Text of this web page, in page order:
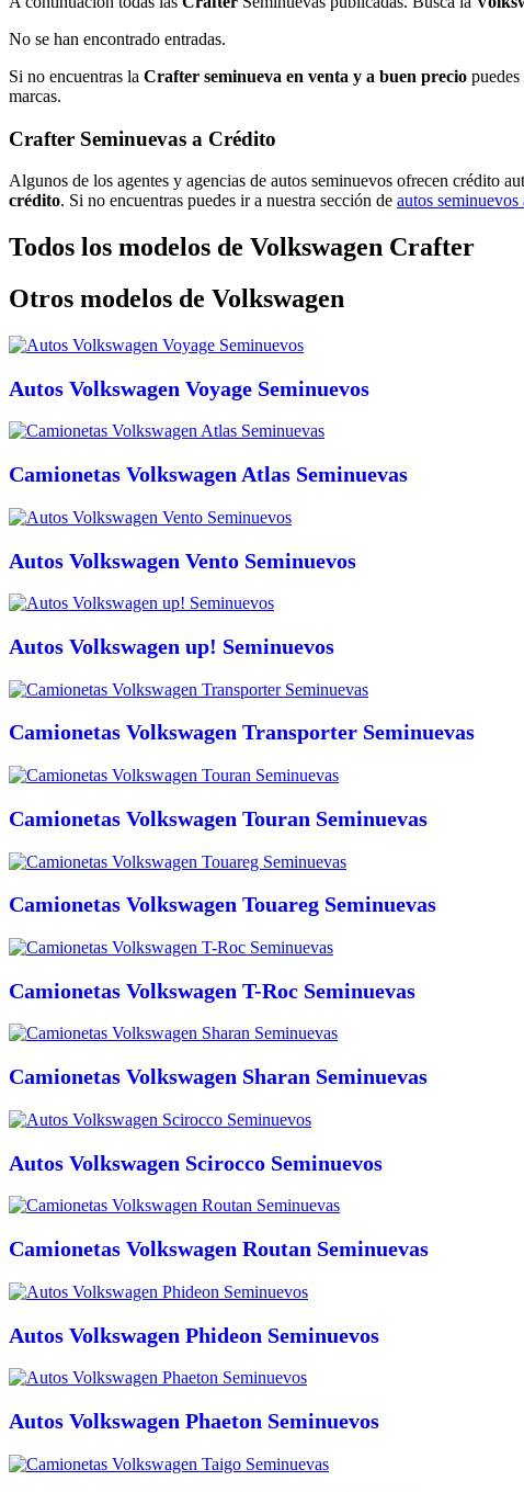
No se han encontrado entradas.
Si no encuentras la Crafter seminueva en venta y a buen precio
marcas.
Crafter Seminuevas a Crédito
Algunos de los agentes y agencias de autos seminuevos ofrecen crédito
crédito. Si no encuentras puedes ir a nuestra sección de autos seminuevos
Todos los modelos de Volkswagen Crafter
Otros modelos de Volkswagen
Autos Volkswagen Voyage Seminuevos
Camionetas Volkswagen Atlas Seminuevas
Autos Volkswagen Vento Seminuevos
Autos Volkswagen up! Seminuevos
Camionetas Volkswagen Transporter Seminuevas
Camionetas Volkswagen Touran Seminuevas
Camionetas Volkswagen Touareg Seminuevas
Camionetas Volkswagen T-Roc Seminuevas
Camionetas Volkswagen Sharan Seminuevas
Autos Volkswagen Scirocco Seminuevos
Camionetas Volkswagen Routan Seminuevas
Autos Volkswagen Phideon Seminuevos
Autos Volkswagen Phaeton Seminuevos